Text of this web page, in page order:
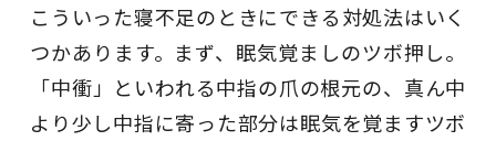
こういった寝不足のときにできる対処法はいく
つかあります。まず、眠気覚ましのツボ押し。
「中衝」といわれる中指の爪の根元の、真ん中
より少し中指に寄った部分は眠気を覚ますツボ